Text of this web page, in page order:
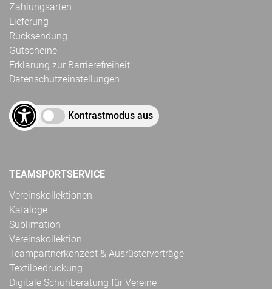
Zahlungsarten
Lieferung
Rücksendung
Gutscheine
Erklärung zur Barrierefreiheit
Datenschutzeinstellungen
Kontrastmodus aus
TEAMSPORTSERVICE
Vereinskollektionen
Kataloge
Sublimation
Vereinskollektion
Teampartnerkonzept & Ausrüsterverträge
Textilbedruckung
Digitale Schuhberatung für Vereine